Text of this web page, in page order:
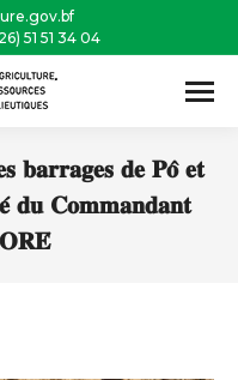
51 51 34 04
𝐛𝐚𝐫𝐫𝐚𝐠𝐞𝐬 𝐝𝐞 𝐏𝐨̂ 𝐞𝐭
𝐝𝐮 𝐂𝐨𝐦𝐦𝐚𝐧𝐝𝐚𝐧𝐭